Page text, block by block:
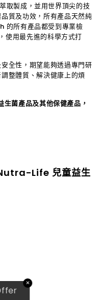
製成，並用世界頂尖的技
質及功效，所有產品天然純
的所有產品都受到專業檢
使用最先進的科學方式打
全性，期望能夠透過專門研
整體質、解決健康上的煩
生菌產品及其他保健產品，
Life 兒童益生
✕